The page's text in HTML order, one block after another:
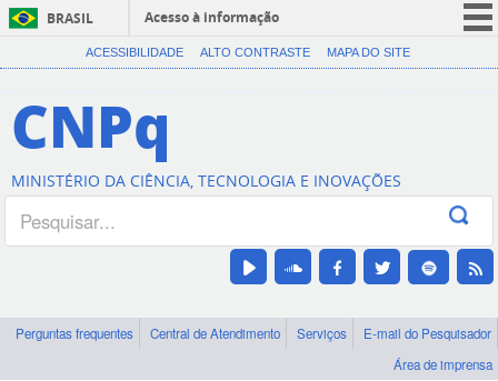
BRASIL
Acesso à informação
CORONAVÍRUS (COVID-19)
Canais
ACESSIBILIDADE ALTO CONTRASTE MAPA DO SITE
CNPq
MINISTÉRIO DA CIÊNCIA, TECNOLOGIA E INOVAÇÕES
Perguntas frequentes Central de Atendimento Serviços
E-mail do Pesquisador
Área de imprensa